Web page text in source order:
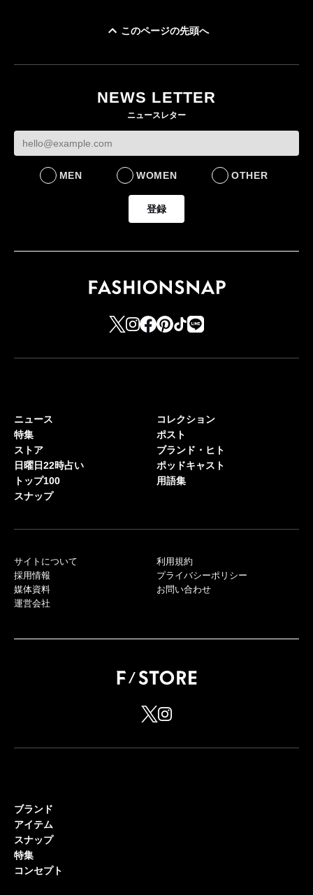
ケットなど7型を発売
FASHION
このページの先頭へ
NEWS LETTER
ニュースレター
MEN WOMEN OTHER
登録
ニュース
特集
ストア
日曜日22時占い
トップ100
スナップ
コレクション
ポスト
ブランド・ヒト
ポッドキャスト
用語集
サイトについて
採用情報
媒体資料
運営会社
利用規約
プライバシーポリシー
お問い合わせ
ブランド
アイテム
スナップ
特集
コンセプト